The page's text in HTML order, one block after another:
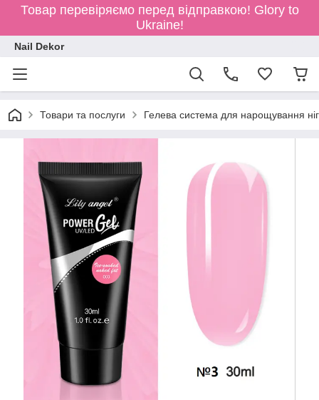
Товар перевіряємо перед відправкою! Glory to
Ukraine!
Nail Dekor
Товари та послуги Гелева система для нарощування